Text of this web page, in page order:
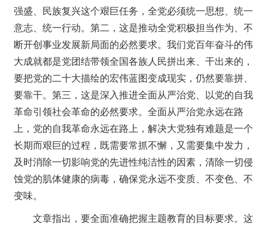
强盛、民族复兴这个艰巨任务，全党必须统一思想、统一
意志、统一行动。第二，这是推动全党积极担当作为、不
断开创事业发展新局面的必然要求。我们党百年奋斗的伟
大成就都是党团结带领全国各族人民拼出来、干出来的，
要把党的二十大描绘的宏伟蓝图变成现实，仍然要靠拼、
要靠干。第三，这是深入推进全面从严治党、以党的自我
革命引领社会革命的必然要求。全面从严治党永远在路
上，党的自我革命永远在路上，解决大党独有难题是一个
长期而艰巨的过程，既需要常抓不懈，又需要集中发力，
及时消除一切影响党的先进性纯洁性的因素，清除一切侵
蚀党的肌体健康的病毒，确保党永远不变质、不变色、不
变味。
文章指出，要全面准确把握主题教育的目标要求。这